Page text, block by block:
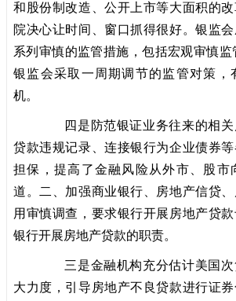
和股份制改造、公开上市等大面积的
院决心让时间、窗口抓得很好。银监
系列审慎的监管措施，包括宏观审慎监
银监会采取一周期调节的监管对策，
机。
四是防范银证业务往来的相关
贷款违规记录、连接银行为企业债券
担保，提高了金融风险从外市、股市
道。二、加强商业银行、房地产信贷
用审慎调查，要求银行开展房地产贷
银行开展房地产贷款的职责。
三是金融机构充分估计美国次
大力度，引导房地产不良贷款进行证